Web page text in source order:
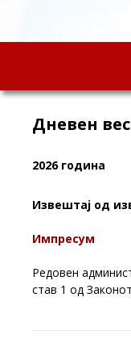
Дневен
2026 година
Извештај од
Импресум
Редовен
став 1 од